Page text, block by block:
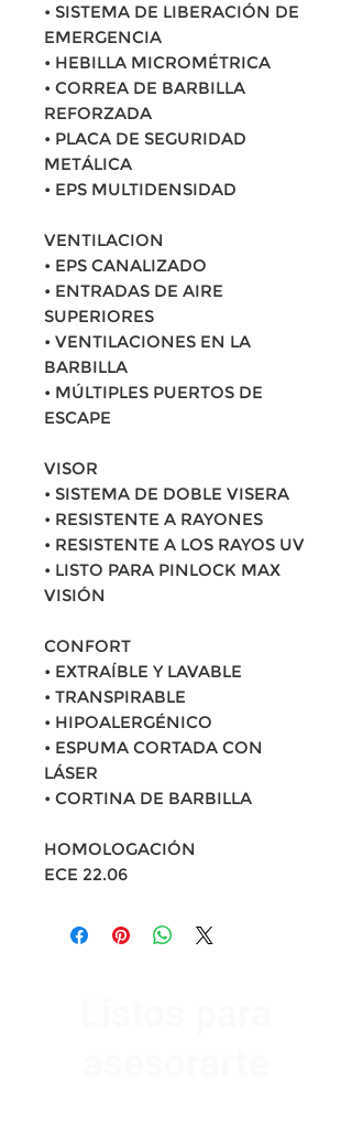
• SISTEMA DE LIBERACIÓN DE
EMERGENCIA
• HEBILLA MICROMÉTRICA
• CORREA DE BARBILLA
REFORZADA
• PLACA DE SEGURIDAD
METÁLICA
• EPS MULTIDENSIDAD
VENTILACION
• EPS CANALIZADO
• ENTRADAS DE AIRE
SUPERIORES
• VENTILACIONES EN LA
BARBILLA
• MÚLTIPLES PUERTOS DE
ESCAPE
VISOR
• SISTEMA DE DOBLE VISERA
• RESISTENTE A RAYONES
• RESISTENTE A LOS RAYOS UV
• LISTO PARA PINLOCK MAX
VISIÓN
CONFORT
• EXTRAÍBLE Y LAVABLE
• TRANSPIRABLE
• HIPOALERGÉNICO
• ESPUMA CORTADA CON
LÁSER
• CORTINA DE BARBILLA
HOMOLOGACIÓN
ECE 22.06